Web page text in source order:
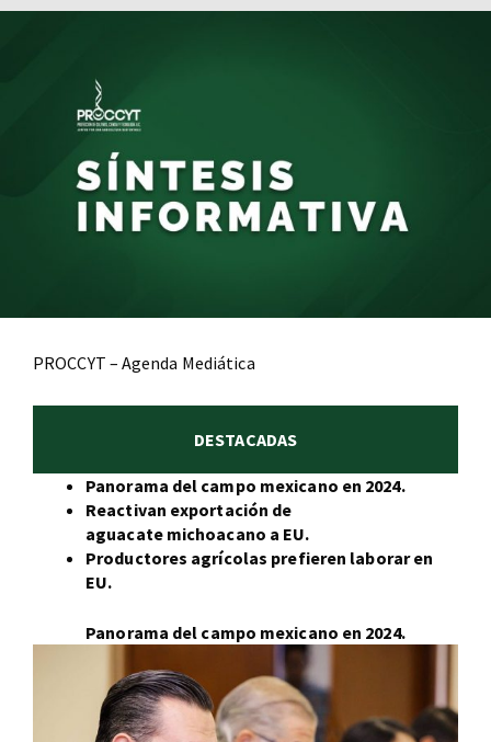
PROCCYT – Agenda Mediática
DESTACADAS
Panorama del campo mexicano en 2024.
Reactivan exportación de
aguacate michoacano a EU.
Productores agrícolas prefieren laborar en
EU.
Panorama del campo mexicano en 2024.